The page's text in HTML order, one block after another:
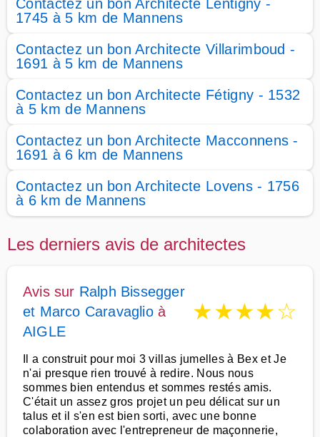
Contactez un bon Architecte Lentigny -
1745 à 5 km de Mannens
Contactez un bon Architecte Villarimboud -
1691 à 5 km de Mannens
Contactez un bon Architecte Fétigny - 1532
à 5 km de Mannens
Contactez un bon Architecte Macconnens -
1691 à 6 km de Mannens
Contactez un bon Architecte Lovens - 1756
à 6 km de Mannens
Les derniers avis de architectes
Avis sur Ralph Bissegger
et Marco Caravaglioà
AIGLE
★★★★☆
Il a construit pour moi 3 villas jumelles à Bex et Je
n'ai presque rien trouvé à redire. Nous nous
sommes bien entendus et sommes restés amis.
C'était un assez gros projet un peu délicat sur un
talus et il s'en est bien sorti, avec une bonne
colaboration avec l'entrepreneur de maçonnerie,